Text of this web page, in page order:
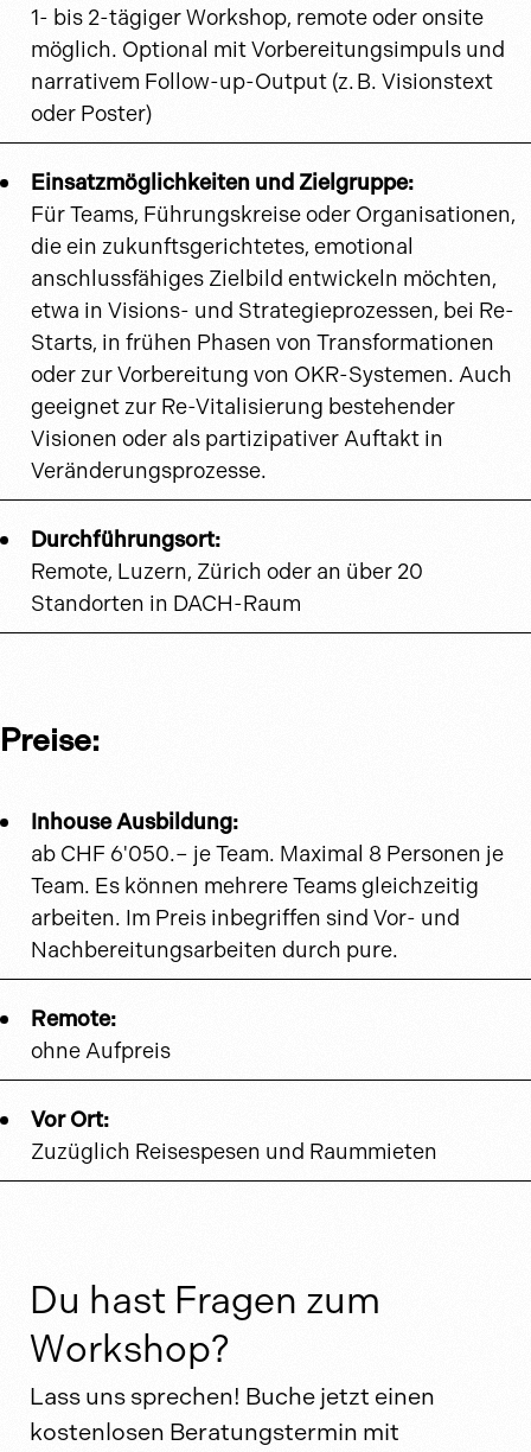
1- bis 2-tägiger Workshop, remote oder onsite
möglich. Optional mit Vorbereitungsimpuls und
narrativem Follow-up-Output (z. B. Visionstext
oder Poster)
Einsatzmöglichkeiten und Zielgruppe:
Für Teams, Führungskreise oder Organisationen,
die ein zukunftsgerichtetes, emotional
anschlussfähiges Zielbild entwickeln möchten,
etwa in Visions- und Strategieprozessen, bei Re-
Starts, in frühen Phasen von Transformationen
oder zur Vorbereitung von OKR-Systemen. Auch
geeignet zur Re-Vitalisierung bestehender
Visionen oder als partizipativer Auftakt in
Veränderungsprozesse.
Durchführungsort:
Remote, Luzern, Zürich oder an über 20
Standorten in DACH-Raum
Preise:
Inhouse Ausbildung:
ab CHF 6'050.– je Team. Maximal 8 Personen je
Team. Es können mehrere Teams gleichzeitig
arbeiten. Im Preis inbegriffen sind Vor- und
Nachbereitungsarbeiten durch pure.
Remote:
ohne Aufpreis
Vor Ort:
Zuzüglich Reisespesen und Raummieten
Du hast Fragen zum
Workshop?
Lass uns sprechen! Buche jetzt einen
kostenlosen Beratungstermin mit